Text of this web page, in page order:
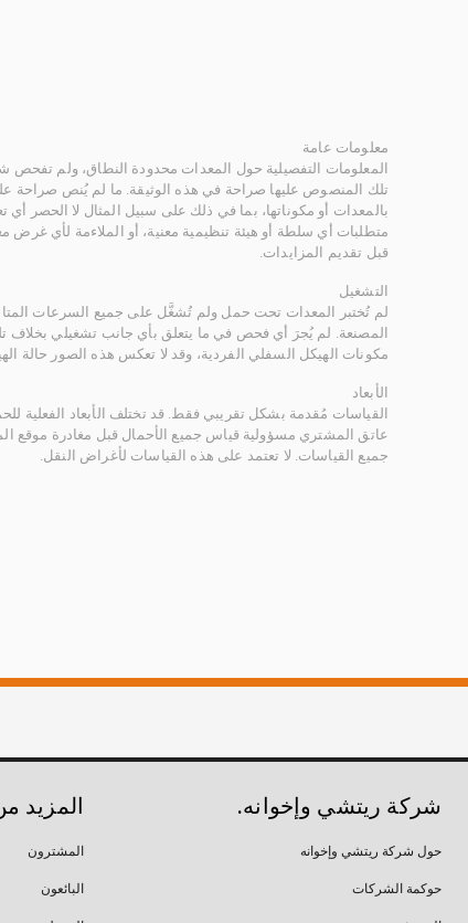
معلومات عامة
المعلومات التفصيلية حول المعدات محدودة النطاق، ولم تفحص
تلك المنصوص عليها صراحة في هذه الوثيقة. ما لم يُنص صراحة
بالمعدات أو مكوناتها، بما في ذلك على سبيل المثال لا الحصر أي
متطلبات أي سلطة أو هيئة تنظيمية معنية، أو الملاءمة لأي
قبل تقديم المزايدات.
التشغيل
لم تُختبر المعدات تحت حمل ولم تُشغَّل على جميع السرعات
المصنعة. لم يُجرَ أي فحص في ما يتعلق بأي جانب تشغيلي بخلاف
مكونات الهيكل السفلي الفردية، وقد لا تعكس هذه الصور حالة
الأبعاد
القياسات مُقدمة بشكل تقريبي فقط. قد تختلف الأبعاد الفعلية
عاتق المشتري مسؤولية قياس جميع الأحمال قبل مغادرة موقع
جميع القياسات. لا تعتمد على هذه القياسات لأغراض النقل.
شركة ريتشي وإخوانه.
حول شركة ريتشي وإخوانه
حوكمة الشركات
المزيد
المشترون
البائعون